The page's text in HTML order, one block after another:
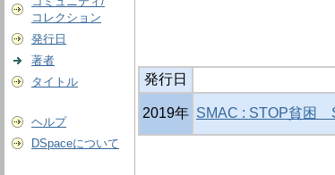
コレクション
発行日
著者
タイトル
ヘルプ
DSpaceについて
発行日
2019年 SMAC : STOP貧困